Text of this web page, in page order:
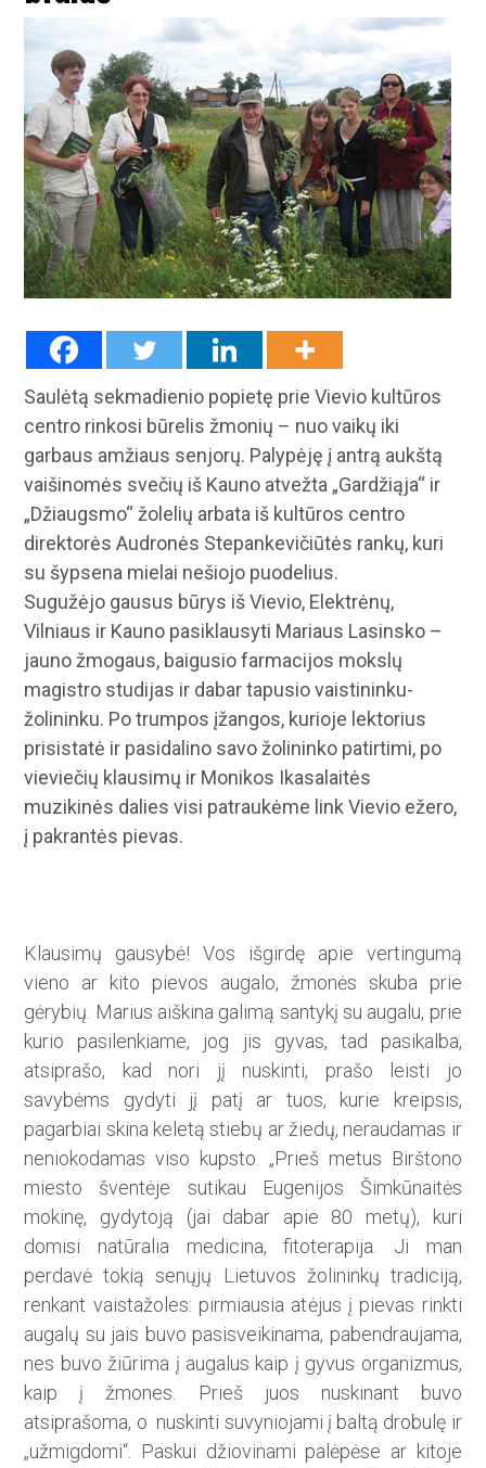
Saulėtą sekmadienio popietę prie Vievio kultūros
centro rinkosi būrelis žmonių – nuo vaikų iki
garbaus amžiaus senjorų. Palypėję į antrą aukštą
vaišinomės svečių iš Kauno atvežta „Gardžiąja“ ir
„Džiaugsmo“ žolelių arbata iš kultūros centro
direktorės Audronės Stepankevičiūtės rankų, kuri
su šypsena mielai nešiojo puodelius.
Sugužėjo gausus būrys iš Vievio, Elektrėnų,
Vilniaus ir Kauno pasiklausyti Mariaus Lasinsko –
jauno žmogaus, baigusio farmacijos mokslų
magistro studijas ir dabar tapusio vaistininku-
žolininku. Po trumpos įžangos, kurioje lektorius
prisistatė ir pasidalino savo žolininko patirtimi, po
vieviečių klausimų ir Monikos Ikasalaitės
muzikinės dalies visi patraukėme link Vievio ežero,
į pakrantės pievas.
Klausimų gausybė! Vos išgirdę apie vertingumą
vieno ar kito pievos augalo, žmonės skuba prie
gėrybių. Marius aiškina galimą santykį su augalu, prie
kurio pasilenkiame, jog jis gyvas, tad pasikalba,
atsiprašo, kad nori jį nuskinti, prašo leisti jo
savybėms gydyti jį patį ar tuos, kurie kreipsis,
pagarbiai skina keletą stiebų ar žiedų, neraudamas ir
neniokodamas viso kupsto. „Prieš metus Birštono
miesto šventėje sutikau Eugenijos Šimkūnaitės
mokinę, gydytoją (jai dabar apie 80 metų), kuri
domisi natūralia medicina, fitoterapija. Ji man
perdavė tokią senųjų Lietuvos žolininkų tradiciją,
renkant vaistažoles: pirmiausia atėjus į pievas rinkti
augalų su jais buvo pasisveikinama, pabendraujama,
nes buvo žiūrima į augalus kaip į gyvus organizmus,
kaip į žmones. Prieš juos nuskinant buvo
atsiprašoma, o nuskinti suvyniojami į baltą drobulę ir
„užmigdomi“. Paskui džiovinami palėpėse ar kitoje